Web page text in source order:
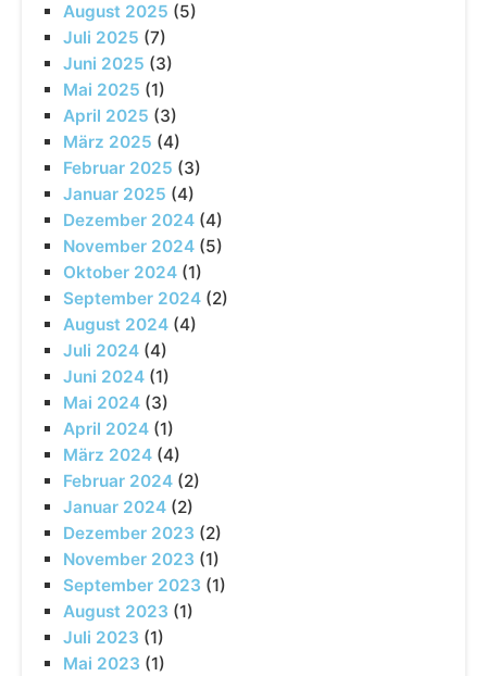
August 2025 (5)
Juli 2025 (7)
Juni 2025 (3)
Mai 2025 (1)
April 2025 (3)
März 2025 (4)
Februar 2025 (3)
Januar 2025 (4)
Dezember 2024 (4)
November 2024 (5)
Oktober 2024 (1)
September 2024 (2)
August 2024 (4)
Juli 2024 (4)
Juni 2024 (1)
Mai 2024 (3)
April 2024 (1)
März 2024 (4)
Februar 2024 (2)
Januar 2024 (2)
Dezember 2023 (2)
November 2023 (1)
September 2023 (1)
August 2023 (1)
Juli 2023 (1)
Mai 2023 (1)